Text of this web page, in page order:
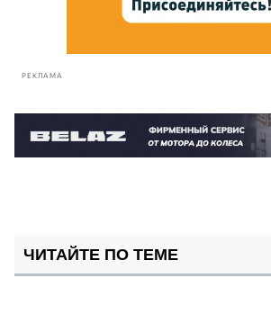
РЕКЛАМА
ЧИТАЙТЕ ПО ТЕМЕ